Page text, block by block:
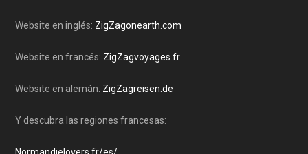
Con las Guías de Road Trips ZigZag, he encontrado
planificar los viajes de sus sueños.
Disculpe de antemano cualquier error de lenguaje. El
Website en inglés: ZigZagonearth.com
Website en francés: ZigZagvoyages.fr
Website en alemán: ZigZagreisen.de
Y descubra las regiones francesas: